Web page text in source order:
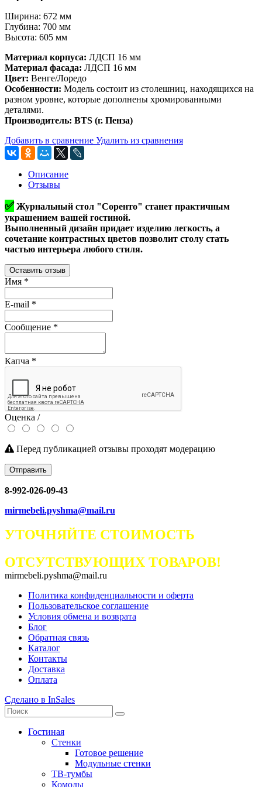
Ширина: 672 мм
Глубина: 700 мм
Высота: 605 мм
Материал корпуса: ЛДСП 16 мм
Материал фасада: ЛДСП 16 мм
Цвет: Венге/Лоредо
Особенности: Модель состоит из столешниц, находящихся на
разном уровне, которые дополнены хромированными
деталями.
Производитель: BTS (г. Пенза)
Добавить в сравнение Удалить из сравнения
Описание
Отзывы
✅Журнальный стол "Соренто" станет практичным
украшением вашей гостиной.
Выполненный дизайн придает изделию легкость, а
сочетание контрастных цветов позволит столу стать
частью интерьера любого стиля.
Оставить отзыв
Имя *
E-mail *
Сообщение *
Капча *
Оценка /
Перед публикацией отзывы проходят модерацию
Отправить
8-992-026-09-43
mirmebeli.pyshma@mail.ru
УТОЧНЯЙТЕ СТОИМОСТЬ
ОТСУТСТВУЮЩИХ ТОВАРОВ!
mirmebeli.pyshma@mail.ru
Политика конфиденциальности и оферта
Пользовательское соглашение
Условия обмена и возврата
Блог
Обратная связь
Каталог
Контакты
Доставка
Оплата
Сделано в InSales
Гостиная
Стенки
Готовое решение
Модульные стенки
ТВ-тумбы
Комоды